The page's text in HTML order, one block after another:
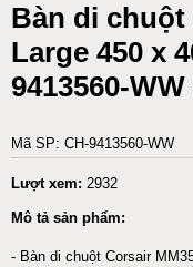
Bàn di chuột
Large 450 x
9413560-
Mã SP: CH-9413560-WW
Lượt xem: 2932
Mô tả sản phẩm:
- Bàn di chuột Corsair